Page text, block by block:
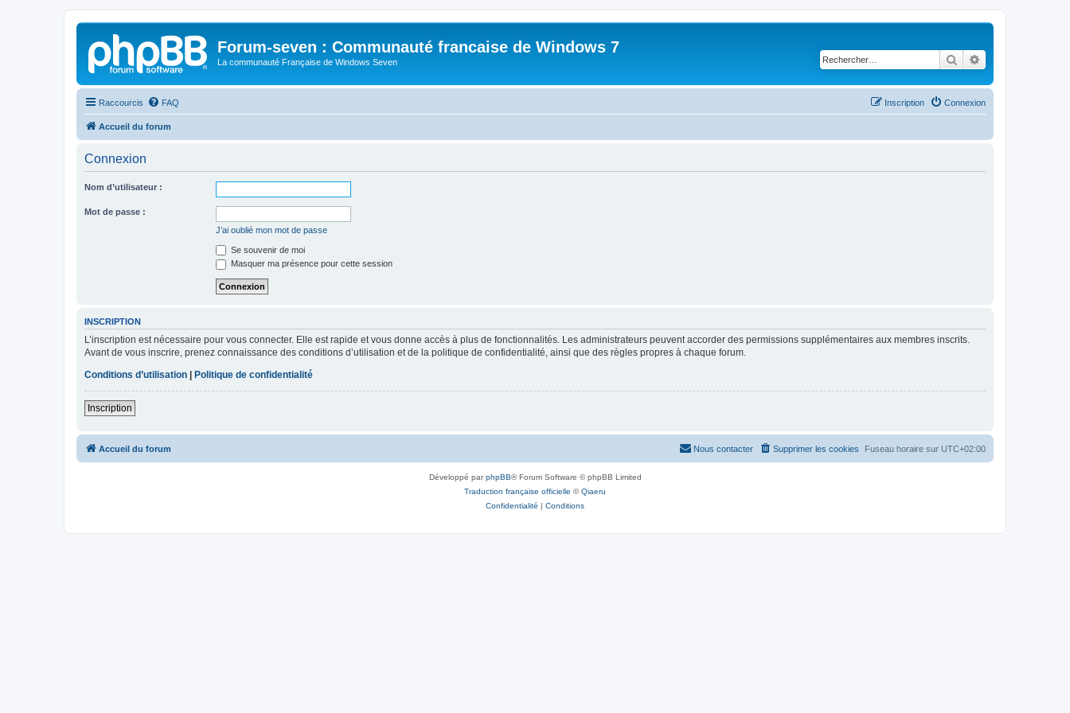
Forum-seven : Communauté francaise de Windows 7
La communauté Française de Windows Seven Rechercher
Raccourcis FAQ Connexion
Inscription
Accueil du forum
Connexion
Nom d’utilisateur :
Mot de passe :
J’ai oublié mon mot de passe
Se souvenir de moi
Masquer ma présence pour cette session
INSCRIPTION
L’inscription est nécessaire pour vous connecter. Elle est rapide et vous donne accès à plus de fonctionnalités. Les administrateurs peuvent accorder des permissions supplémentaires aux membres inscrits.
Avant de vous inscrire, prenez connaissance des conditions d’utilisation et de la politique de confidentialité, ainsi que des règles propres à chaque forum.
Conditions d’utilisation
Politique de confidentialité
Inscription
Accueil du forum Fuseau horaire sur UTC+02:00
Supprimer les cookies
Nous contacter
Développé parphpBB® Forum Software © phpBB Limited
Traduction française officielle ©Qiaeru
Confidentialité | Conditions